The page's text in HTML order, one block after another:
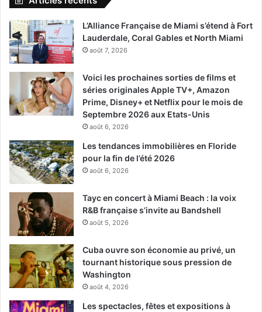
L’Alliance Française de Miami s’étend à Fort
Lauderdale, Coral Gables et North Miami
août 7, 2026
Voici les prochaines sorties de films et
séries originales Apple TV+, Amazon
Prime, Disney+ et Netflix pour le mois de
Septembre 2026 aux Etats-Unis
août 6, 2026
Les tendances immobilières en Floride
pour la fin de l’été 2026
août 6, 2026
Tayc en concert à Miami Beach : la voix
R&B française s’invite au Bandshell
août 5, 2026
Cuba ouvre son économie au privé, un
tournant historique sous pression de
Washington
août 4, 2026
Les spectacles, fêtes et expositions à